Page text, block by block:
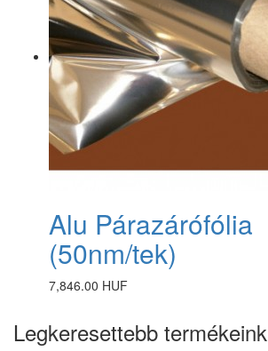
Alu Párazárófólia
(50nm/tek)
7,846.00 HUF
Legkeresettebb termékeink